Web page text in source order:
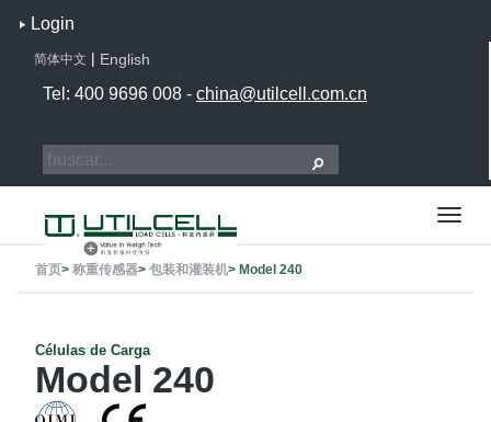
Login
简体中文 | English
Tel: 400 9696 008 - china@utilcell.com.cn
首页> 称重传感器> 包装和灌装机> Model 240
Células de Carga
Model 240